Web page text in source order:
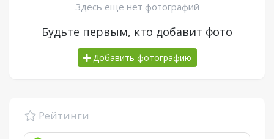
Здесь еще нет фотографий
Будьте первым, кто добавит фото
Добавить фотографию
Рейтинги